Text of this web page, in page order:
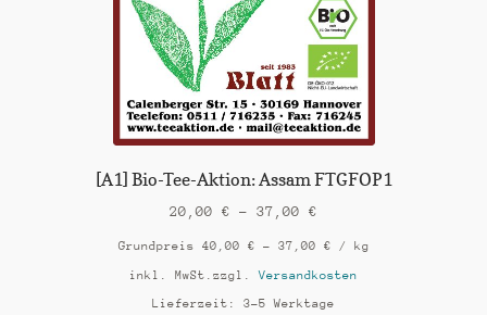
[A1] Bio-Tee-Aktion: Assam FTGFOP1
20,00 € – 37,00 €
Grundpreis 40,00 € – 37,00 € / kg
inkl. MwSt. zzgl.Versandkosten
Lieferzeit: 3-5 Werktage